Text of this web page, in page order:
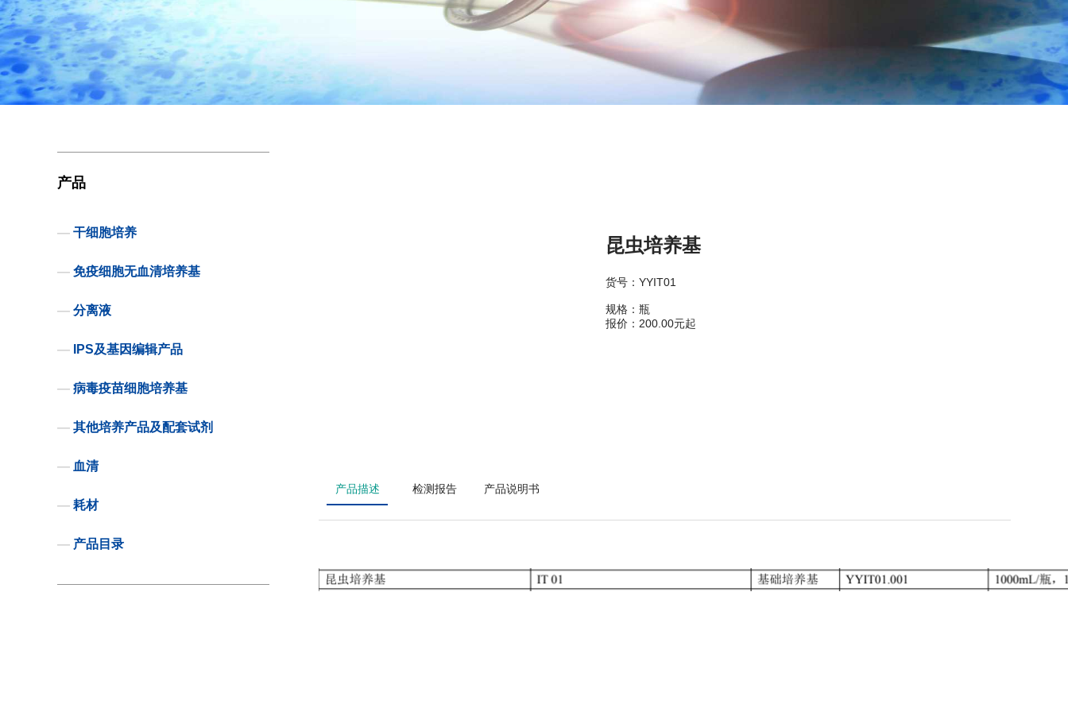
产品
— 干细胞培养
— 免疫细胞无血清培养基
— 分离液
— IPS及基因编辑产品
— 病毒疫苗细胞培养基
— 其他培养产品及配套试剂
— 血清
— 耗材
— 产品目录
昆虫培养基
货号：YYIT01
规格：瓶
报价：200.00元起
产品描述 检测报告 产品说明书